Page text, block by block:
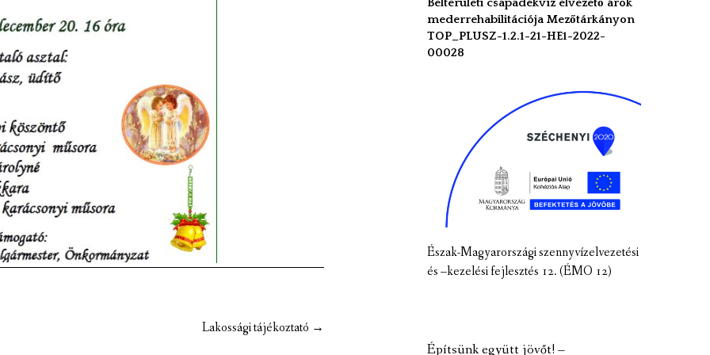
Lakossági tájékoztató →
mederrehabilitációja Mezőtárkányon
TOP_PLUSZ-1.2.1-21-HE1-2022-
00028
Észak-Magyarországi szennyvízelvezetési
és –kezelési fejlesztés 12. (ÉMO 12)
Építsünk együtt jövőt! –